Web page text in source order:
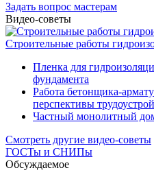
Задать вопрос мастерам
Видео-советы
Строительные работы
Пленка для
фундамента
Работа бетонщика-
перспективы
Частный монолитный
Смотреть другие видео-советы
ГОСТы и СНИПы
Обсуждаемое